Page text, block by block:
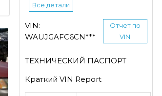
Все детали
VIN:
WAUJGAFC6CN***
Отчет по
VIN
ТЕХНИЧЕСКИЙ ПАСПОРТ
Краткий VIN Report